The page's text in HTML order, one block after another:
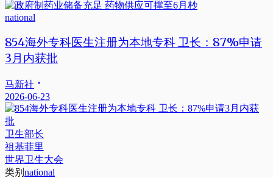
national
854海外专科医生注册为本地专科 卫长：87%申请
3月内获批
马新社
2026-06-23
卫生部长
祖基菲里
世界卫生大会
类别 national